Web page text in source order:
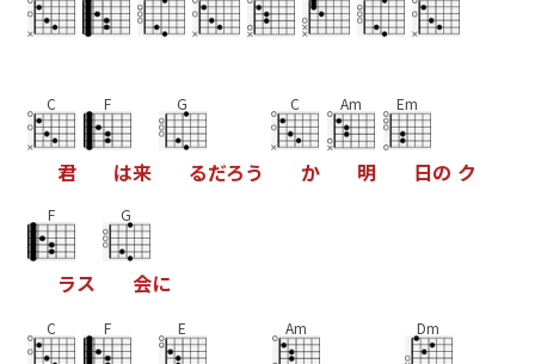
C
君
F
は来
G
るだろう
C
か
Am
明
Em
日の ク
F
ラス
G
会に
C F E Am Dm